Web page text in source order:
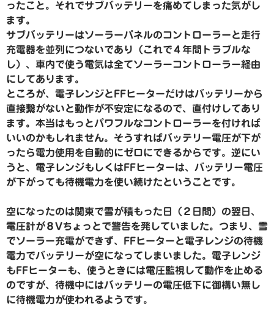
ったこと。それでサブバッテリーを痛めてしまった気がし
ます。
サブバッテリーはソーラーパネルのコントローラーと走行
充電器を並列につないであり（これで４年間トラブルな
し）、車内で使う電気は全てソーラーコントローラー経由
にしてあります。
ところが、電子レンジとFFヒーターだけはバッテリーから
直接繋がないと動作が不安定になるので、直付けしてあり
ます。本当はもっとパワフルなコントローラーを付ければ
いいのかもしれません。そうすればバッテリー電圧が下が
ったら電力使用を自動的にゼロにできるからです。逆にい
うと、電子レンジもしくはFFヒーターは、バッテリー電圧
が下がっても待機電力を使い続けたということです。
空になったのは関東で雪が積もった日（２日間）の翌日、
電圧計が８Vちょっとで警告を発していました。つまり、雪
でソーラー充電ができず、FFヒーターと電子レンジの待機
電力でバッテリーが空になってしまいました。電子レンジ
もFFヒーターも、使うときには電圧監視して動作を止める
のですが、待機中にはバッテリーの電圧低下に御構い無し
に待機電力が使われるようです。